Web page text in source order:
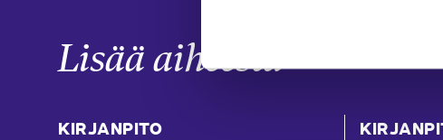
Lisää aiheesta
KIRJANPITO